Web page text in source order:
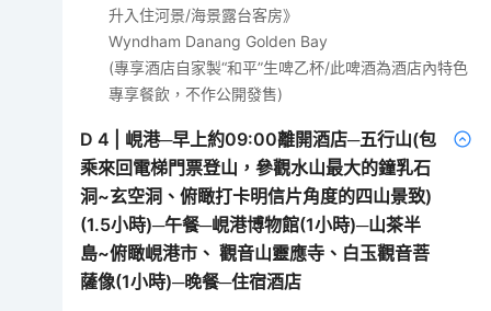
升入住河景/海景露台客房》
Wyndham Danang Golden Bay
(專享酒店自家製“和平”生啤乙杯/此啤酒為酒店內特色
專享餐飲，不作公開發售)
D4
峴港─早上約09:00離開酒店─五行山(包
乘來回電梯門票登山，參觀水山最大的鐘乳石
洞~玄空洞、俯瞰打卡明信片角度的四山景致)
(1.5小時)─午餐─峴港博物館(1小時)─山茶半
島~俯瞰峴港市、 觀音山靈應寺、白玉觀音菩
薩像(1小時)─晚餐─住宿酒店